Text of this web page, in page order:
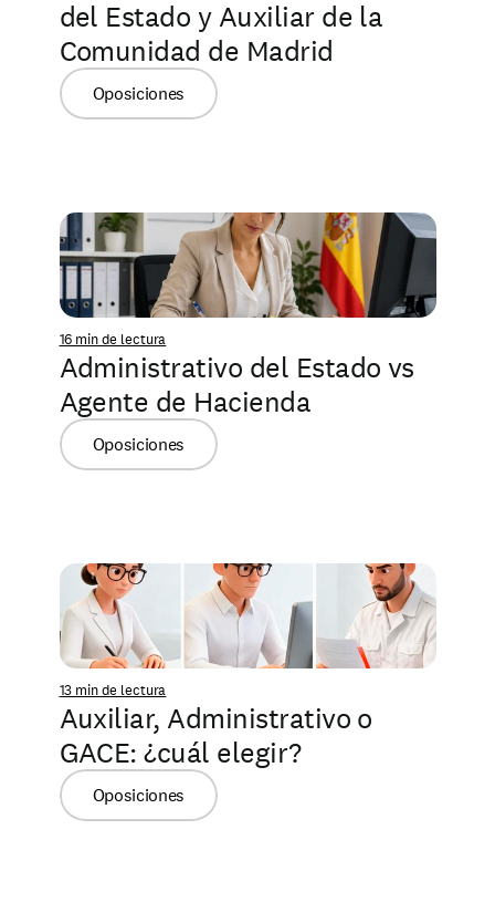
del Estado y Auxiliar de la
Comunidad de Madrid
Oposiciones
16 min de lectura
Administrativo del Estado vs
Agente de Hacienda
Oposiciones
13 min de lectura
Auxiliar, Administrativo o
GACE: ¿cuál elegir?
Oposiciones